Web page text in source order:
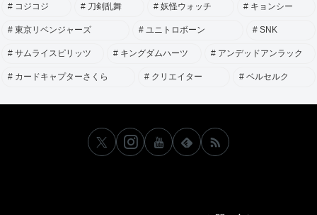
コジコジ 刀剣乱舞 妖怪ウォッチ キョンシー
東京リベンジャーズ ユニトロボーン SNK
サムライスピリッツ キングダムハーツ アンデッドアンラック
カードキャプターさくら クリエイター ベルセルク